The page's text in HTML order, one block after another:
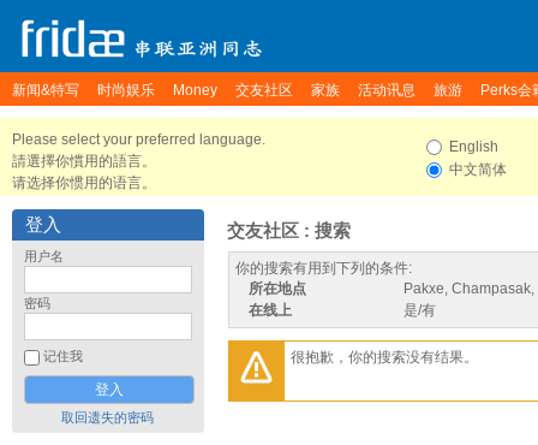
新闻&特写 时尚娱乐 Money 交友社区 家族 活动讯息 旅游 Perks会
Please select your preferred language.
請選擇你慣用的語言。
请选择你惯用的语言。
English
中文简体
登入
用户名
密码
记住我
取回遗失的密码
交友社区 : 搜索
你的搜索有用到下列的条件:
所在地点
Pakxe,
在线上
是/有
很抱歉，你的搜索没有结果。